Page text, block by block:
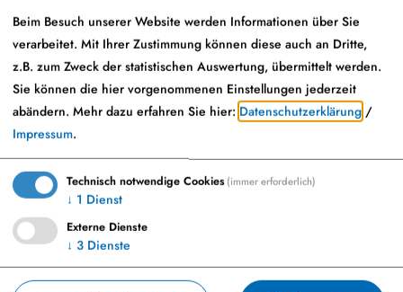
Beim Besuch unserer Website werden Informationen über Sie
verarbeitet. Mit Ihrer Zustimmung können diese auch an Dritte,
z.B. zum Zweck der statistischen Auswertung, übermittelt werden.
Sie können die hier vorgenommenen Einstellungen jederzeit
abändern. Mehr dazu erfahren Sie hier: Datenschutzerklärung /
Impressum.
Technisch notwendige Cookies(immer erforderlich)
↓ 1 Dienst
Externe Dienste
↓ 3 Dienste